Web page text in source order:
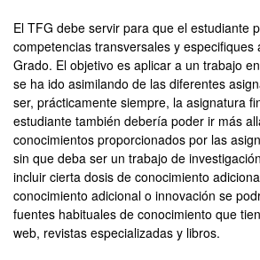
El TFG debe servir para que el estudiante
competencias transversales y
Grado. El objetivo es aplicar a un trabajo
se ha ido asimilando de las diferentes
ser, prácticamente siempre, la asignatura
estudiante también debería poder ir más
conocimientos proporcionados por las
sin que deba ser un trabajo de
incluir cierta dosis de conocimiento
conocimiento adicional o innovación se
fuentes habituales de conocimiento que
web, revistas especializadas y libros.